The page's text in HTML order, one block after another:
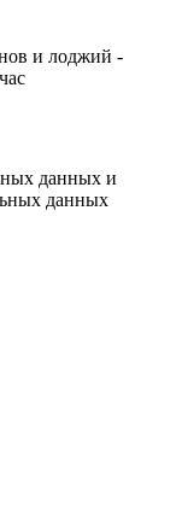
и лоджий -
данных и
данных